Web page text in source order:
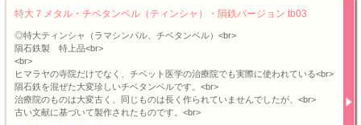
特大７メタル・チベタンベル（ティンシャ）・隕鉄バージョン tb03
◎特大ティンシャ（ラマシンバル、チベタンベル）<br>
隕石鉄製 特上品<br>
<br>
ヒマラヤの寺院だけでなく、チベット医学の治療院でも実際に使われている<br>
隕石鉄を混ぜた大変珍しいチベタンベルです。<br>
治療院のものは大変古く、同じものは長く作られていませんでしたが、<br>
古い文献に基づいて製作されたものです。<br>